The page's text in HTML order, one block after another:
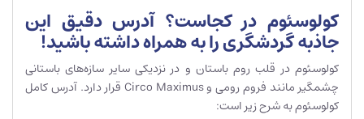
کولوسئوم در کجاست؟ آدرس دقیق این
جاذبه گردشگری را به همراه داشته باشید!
کولوسئوم در قلب روم باستان و در نزدیکی سایر سازه‌های باستانی
چشمگیر مانند فروم رومی و Circo Maximus قرار دارد. آدرس کامل
کولوسئوم به شرح زیر است: